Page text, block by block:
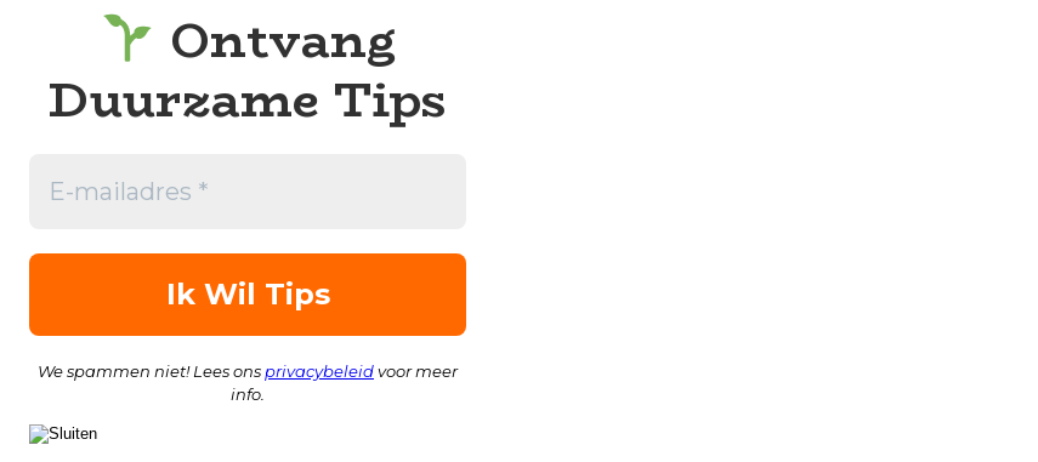
Ontvang
Duurzame Tips
We spammen niet! Lees ons privacybeleidvoor meer
info.